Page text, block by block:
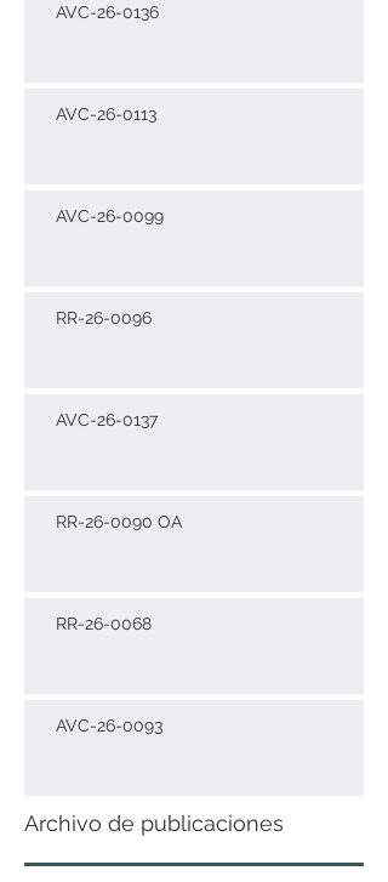
AVC-26-0136
AVC-26-0113
AVC-26-0099
RR-26-0096
AVC-26-0137
RR-26-0090 OA
RR-26-0068
AVC-26-0093
Archivo de publicaciones